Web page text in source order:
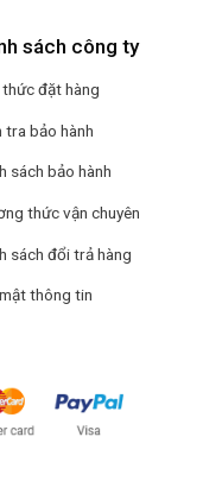
sách công ty
thức đặt hàng
tra bảo hành
sách bảo hành
thức vận chuyên
sách đổi trả hàng
thông tin